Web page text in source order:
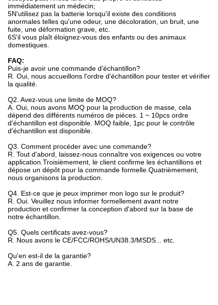
immédiatement un médecin;
5N'utilisez pas la batterie lorsqu'il existe des conditions
anormales telles qu'une odeur, une décoloration, un bruit, une
fuite, une déformation grave, etc.
6S'il vous plaît éloignez-vous des enfants ou des animaux
domestiques.
FAQ:
Puis-je avoir une commande d'échantillon?
R. Oui, nous accueillons l'ordre d'échantillon pour tester et vérifier
la qualité.
Q2. Avez-vous une limite de MOQ?
A. Oui, nous avons MOQ pour la production de masse, cela
dépend des différents numéros de pièces. 1 ~ 10pcs ordre
d'échantillon est disponible. MOQ faible, 1pc pour le contrôle
d'échantillon est disponible.
Q3. Comment procéder avec une commande?
R. Tout d'abord, laissez-nous connaître vos exigences ou votre
application.Troisièmement, le client confirme les échantillons et
dépose un dépôt pour la commande formelle.Quatrièmement,
nous organisons la production.
Q4. Est-ce que je peux imprimer mon logo sur le produit?
R. Oui. Veuillez nous informer formellement avant notre
production et confirmer la conception d'abord sur la base de
notre échantillon.
Q5. Quels certificats avez-vous?
R. Nous avons le CE/FCC/ROHS/UN38.3/MSDS... etc.
Qu'en est-il de la garantie?
A. 2 ans de garantie.